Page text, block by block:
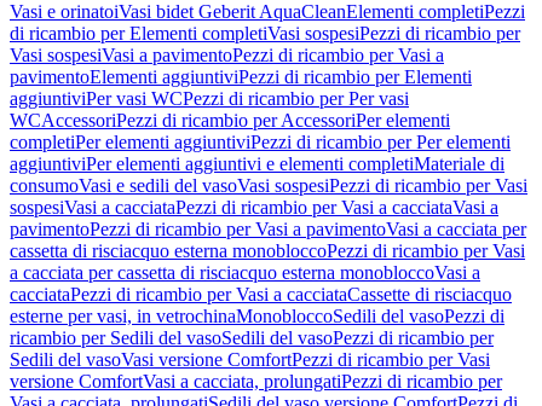
Vasi e orinatoiVasi bidet Geberit AquaCleanElementi completiPezzi
di ricambio per Elementi completiVasi sospesiPezzi di ricambio per
Vasi sospesiVasi a pavimentoPezzi di ricambio per Vasi a
pavimentoElementi aggiuntiviPezzi di ricambio per Elementi
aggiuntiviPer vasi WCPezzi di ricambio per Per vasi
WCAccessoriPezzi di ricambio per AccessoriPer elementi
completiPer elementi aggiuntiviPezzi di ricambio per Per elementi
aggiuntiviPer elementi aggiuntivi e elementi completiMateriale di
consumoVasi e sedili del vasoVasi sospesiPezzi di ricambio per Vasi
sospesiVasi a cacciataPezzi di ricambio per Vasi a cacciataVasi a
pavimentoPezzi di ricambio per Vasi a pavimentoVasi a cacciata per
cassetta di risciacquo esterna monobloccoPezzi di ricambio per Vasi
a cacciata per cassetta di risciacquo esterna monobloccoVasi a
cacciataPezzi di ricambio per Vasi a cacciataCassette di risciacquo
esterne per vasi, in vetrochinaMonobloccoSedili del vasoPezzi di
ricambio per Sedili del vasoSedili del vasoPezzi di ricambio per
Sedili del vasoVasi versione ComfortPezzi di ricambio per Vasi
versione ComfortVasi a cacciata, prolungatiPezzi di ricambio per